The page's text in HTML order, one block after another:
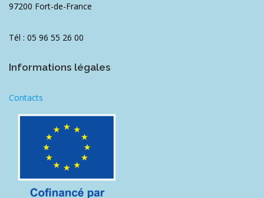
97200 Fort-de-France
Tél : 05 96 55 26 00
Informations légales
Contacts